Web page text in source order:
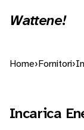
Wattene!
Home› Fornitori›
Incarica